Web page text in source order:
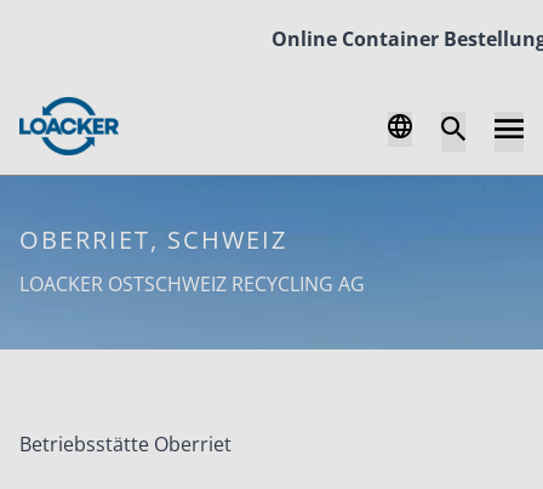
Online Container Bestellung
OBERRIET, SCHWEIZ
LOACKER OSTSCHWEIZ RECYCLING AG
Betriebsstätte Oberriet